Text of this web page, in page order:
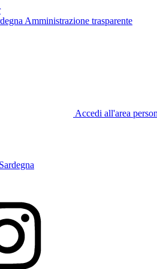
Amministrazione trasparente
Accedi all'area